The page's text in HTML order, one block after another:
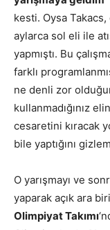
kesti. Oysa
aylarca sol eli ile
yapmıştı. Bu
farklı
ne denli zor
kullanmadığınız
cesaretini kıracak
bile yaptığını
O yarışmayı ve
yaparak açık ara
Olimpiyat Takımı